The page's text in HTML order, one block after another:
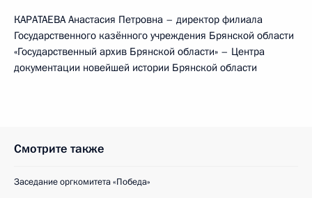
КАРАТАЕВА Анастасия Петровна – директор филиала
Государственного казённого учреждения Брянской области
«Государственный архив Брянской области» – Центра
документации новейшей истории Брянской области
Смотрите также
Заседание оргкомитета «Победа»